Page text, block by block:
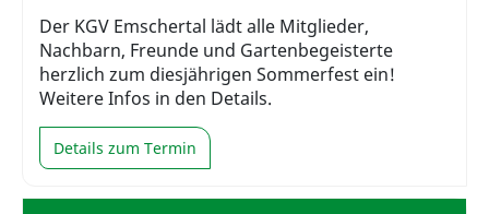
Der KGV Emschertal lädt alle Mitglieder,
Nachbarn, Freunde und Gartenbegeisterte
herzlich zum diesjährigen Sommerfest ein!
Weitere Infos in den Details.
Details zum Termin